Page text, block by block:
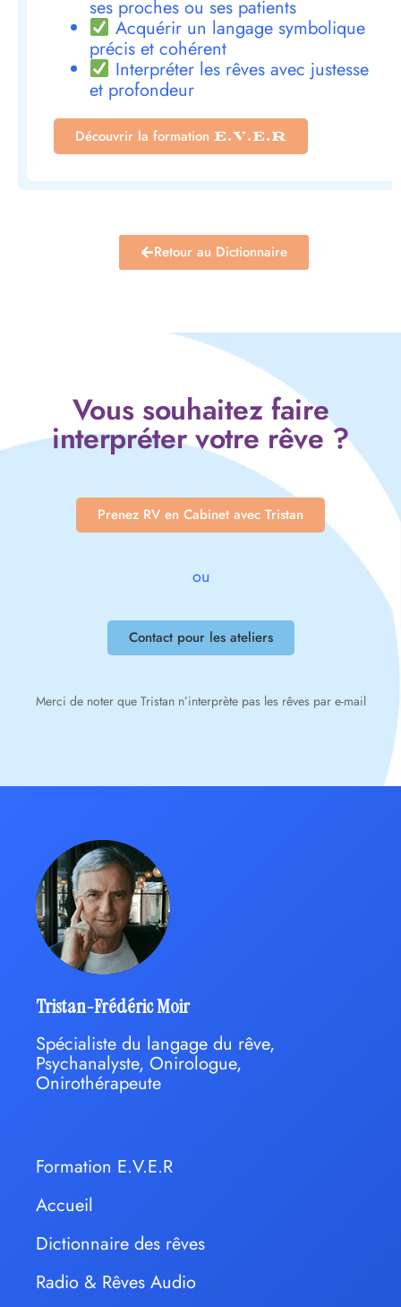
ses proches ou ses patients
Acquérir un langage symbolique
précis et cohérent
Interpréter les rêves avec justesse
et profondeur
Découvrir la formation E.V.E.R
Retour au Dictionnaire
Vous souhaitez faire
interpréter votre rêve ?
Prenez RV en Cabinet avec Tristan
ou
Contact pour les ateliers
Merci de noter que Tristan n’interprète pas les rêves par e-mail
Tristan-Frédéric Moir
Spécialiste du langage du rêve,
Psychanalyste, Onirologue,
Onirothérapeute
Formation E.V.E.R
Accueil
Dictionnaire des rêves
Radio & Rêves Audio